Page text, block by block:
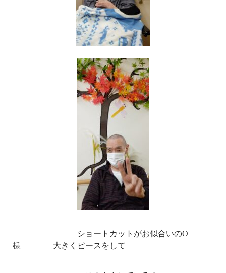
ショートカットがお似合いのO
様 大きくピースをして